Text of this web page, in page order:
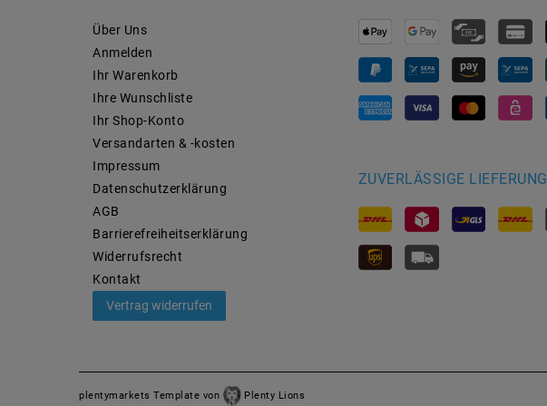
Über Uns
Anmelden
Ihr Warenkorb
Ihre Wunschliste
Ihr Shop-Konto
Versandarten & -kosten
Impressum
Daten­schutz­erklärung
AGB
Barrierefreiheitserklärung
Widerrufs­recht
Kontakt
Vertrag widerrufen
ZUVERLÄSSIGE LIEFERUNG
plentymarkets Template von Plenty Lions